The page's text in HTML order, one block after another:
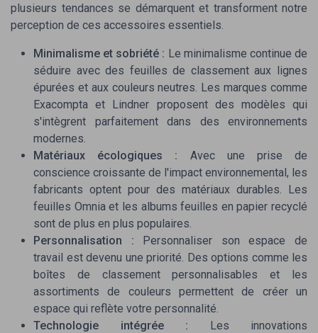
plusieurs tendances se démarquent et transforment notre
perception de ces accessoires essentiels.
Minimalisme et sobriété : Le minimalisme continue de
séduire avec des feuilles de classement aux lignes
épurées et aux couleurs neutres. Les marques comme
Exacompta et Lindner proposent des modèles qui
s'intègrent parfaitement dans des environnements
modernes.
Matériaux écologiques : Avec une prise de
conscience croissante de l'impact environnemental, les
fabricants optent pour des matériaux durables. Les
feuilles Omniaet les albums feuilles en papier recyclé
sont de plus en plus populaires.
Personnalisation : Personnaliser son espace de
travail est devenu une priorité. Des options comme les
boîtes de classementpersonnalisables et les
assortiments de couleurs permettent de créer un
espace qui reflète votre personnalité.
Technologie intégrée : Les innovations
⭐ TRÈS BIEN NOTÉ
Blocs de notes autocollantes KIFZM
＋ Dimensions pratiques de76 x 127 mm
＋ 6 couleurs brillantes
pour une bonne
organisation
＋ Parfaits pourbureau,écoleet
＋
80 feuilles
par bloc pour une utilisation
prolongée
★★★★★
★★★★★ 4,5/5 537 avis
Voir l'offre